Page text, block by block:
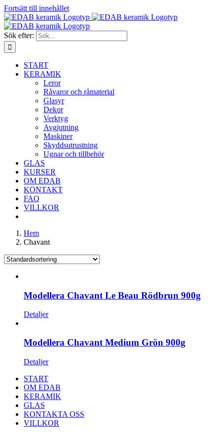
Fortsätt till innehållet
Sök efter:
START
KERAMIK
Leror
Råvaror och råmaterial
Glasyr
Dekor
Verktyg
Avgjutning
Maskiner
Skyddsutrustning
Ugnar och tillbehör
GLAS
KURSER
OM EDAB
KONTAKT
FAQ
VILLKOR
Hem
Chavant
Modellera Chavant Le Beau Rödbrun 900g
Detaljer
Modellera Chavant Medium Grön 900g
Detaljer
START
OM EDAB
KERAMIK
GLAS
KONTAKTA OSS
VILLKOR